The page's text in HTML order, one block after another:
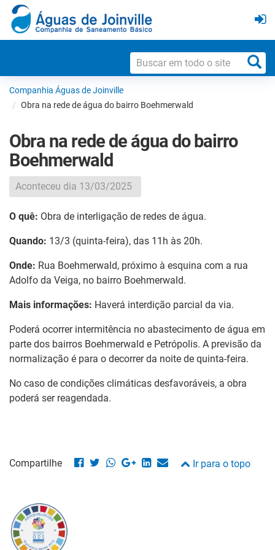
Companhia Águas de Joinville
Obra na rede de água do bairro Boehmerwald
Obra na rede de água do bairro
Boehmerwald
Aconteceu dia 13/03/2025
O quê: Obra de interligação de redes de água.
Quando: 13/3 (quinta-feira), das 11h às 20h.
Onde: Rua Boehmerwald, próximo à esquina com a rua
Adolfo da Veiga, no bairro Boehmerwald.
Mais informações: Haverá interdição parcial da via.
Poderá ocorrer intermitência no abastecimento de água em
parte dos bairros Boehmerwald e Petrópolis. A previsão da
normalização é para o decorrer da noite de quinta-feira.
No caso de condições climáticas desfavoráveis, a obra
poderá ser reagendada.
Compartilhe Ir para o topo